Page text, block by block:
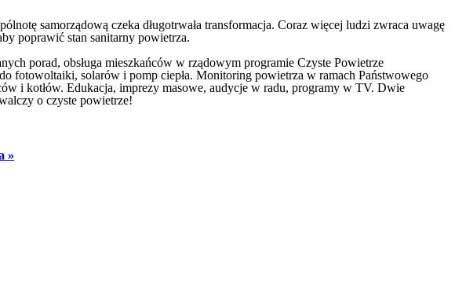
samorządową czeka długotrwała transformacja. Coraz więcej ludzi zwraca uwagę
poprawić stan sanitarny powietrza.
porad, obsługa mieszkańców w rządowym programie Czyste Powietrze
fotowoltaiki, solarów i pomp ciepła. Monitoring powietrza w ramach Państwowego
i kotłów. Edukacja, imprezy masowe, audycje w radu, programy w TV. Dwie
o czyste powietrze!
»